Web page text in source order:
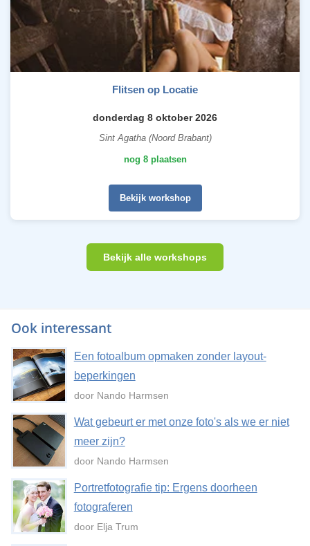
Flitsen op Locatie
donderdag 8 oktober 2026
Sint Agatha (Noord Brabant)
nog 8 plaatsen
Bekijk workshop
Bekijk alle workshops
Ook interessant
Een fotoalbum opmaken zonder layout-
beperkingen
door Nando Harmsen
Wat gebeurt er met onze foto's als we er niet
meer zijn?
door Nando Harmsen
Portretfotografie tip: Ergens doorheen
fotograferen
door Elja Trum